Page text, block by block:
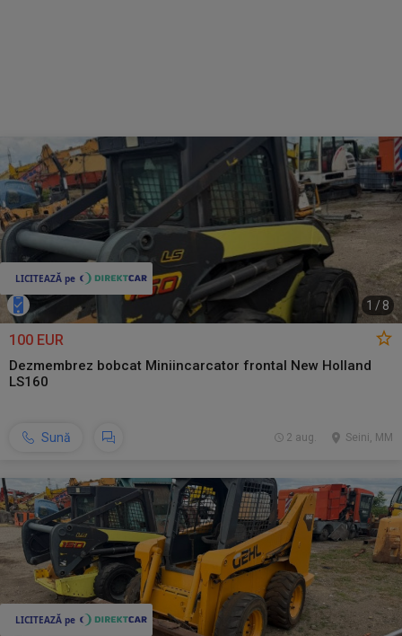
1 / 8
100 EUR
Dezmembrez bobcat Miniincarcator frontal New Holland
LS160
Sună Seini, MM
2 aug.